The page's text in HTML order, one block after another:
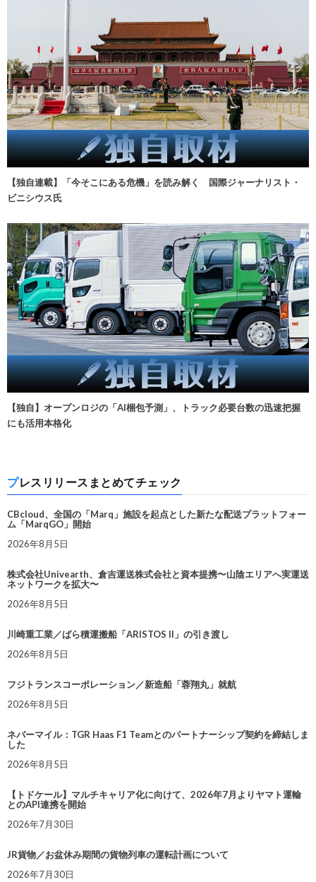
【独自連載】「今そこにある危機」を読み解く 国際ジャーナリスト・
ビニシウス氏
【独自】オープンロジの「AI梱包予測」、トラック必要台数の迅速把握
にも活用本格化
プレスリリースまとめてチェック
CBcloud、全国の「Marq」施設を起点とした新たな配送プラットフォー
ム「MarqGO」開始
2026年8月5日
株式会社Univearth、倉吉運送株式会社と資本提携〜山陰エリアへ実運送
ネットワークを拡大〜
2026年8月5日
川崎重工業／ばら積運搬船「ARISTOS II」の引き渡し
2026年8月5日
フジトランスコーポレーション／新造船「蓉翔丸」就航
2026年8月5日
ネバーマイル：TGR Haas F1 Teamとのパートナーシップ契約を締結しま
した
2026年8月5日
【トドケール】マルチキャリア化に向けて、2026年7月よりヤマト運輸
とのAPI連携を開始
2026年7月30日
JR貨物／お盆休み期間の貨物列車の運転計画について
2026年7月30日